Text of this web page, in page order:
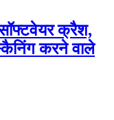
क्रैश,
करने वाले